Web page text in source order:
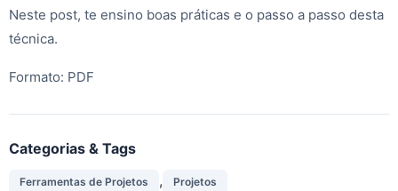
Neste post, te ensino boas práticas e o passo a passo desta
técnica.
Formato: PDF
Categorias & Tags
Ferramentas de Projetos , Projetos